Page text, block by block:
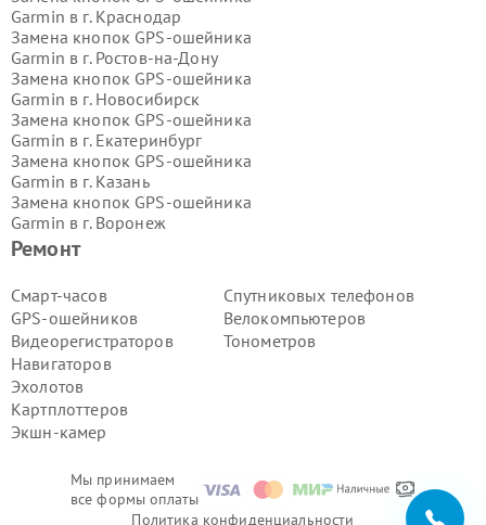
Мы принимаем
все формы оплаты
Ремонт
Смарт-часов
GPS-ошейников
Видеорегистраторов
Навигаторов
Эхолотов
Картплоттеров
Экшн-камер
Спутниковых телефонов
Велокомпьютеров
Тонометров
Garmin в г. Краснодар
Замена кнопок GPS-ошейника
Garmin в г. Ростов-на-Дону
Замена кнопок GPS-ошейника
Garmin в г. Новосибирск
Замена кнопок GPS-ошейника
Garmin в г. Екатеринбург
Замена кнопок GPS-ошейника
Garmin в г. Казань
Замена кнопок GPS-ошейника
Garmin в г. Воронеж
Замена кнопок GPS-ошейника
Garmin в г.
Garmin в г.Самара
Замена кнопок GPS-ошейника
Garmin в г.Пермь
Замена кнопок GPS-ошейника
Garmin в г.
Замена кнопок GPS-ошейника
Garmin в г.Ижевск
Замена кнопок GPS-ошейника
Garmin в г.
Замена кнопок GPS-ошейника
Garmin в г. ТюменьПолитика конфиденциальности